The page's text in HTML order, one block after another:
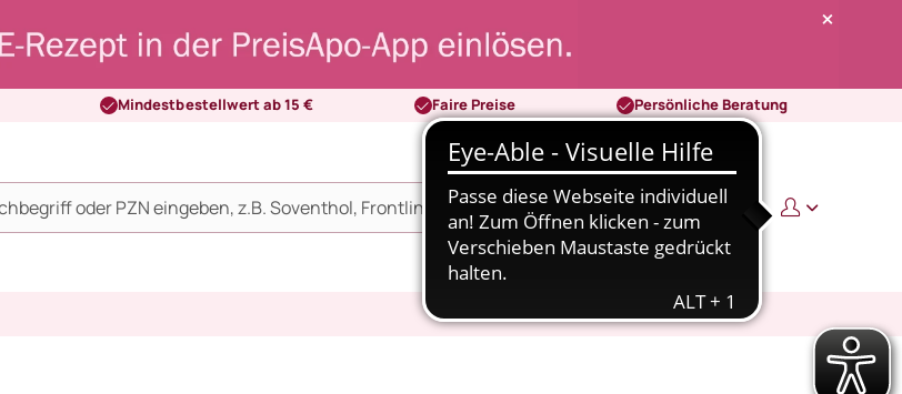
Mindestbestellwert ab 15 € Faire Preise Persönliche Beratung
0 0,00 €